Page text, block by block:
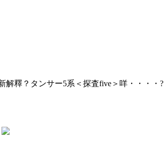
解釋？タンサー5系＜探査five＞咩・・・・?